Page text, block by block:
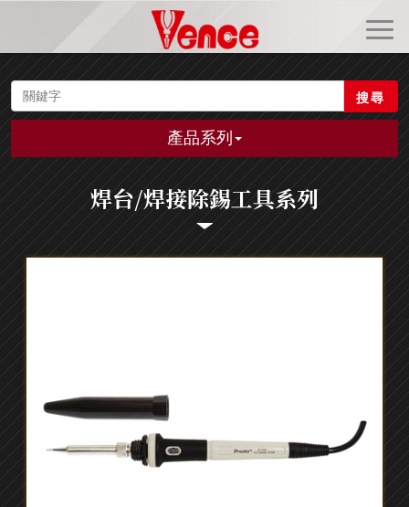
搜尋
產品系列
焊台/焊接除錫工具系列